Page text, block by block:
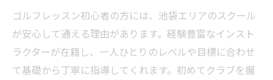
ゴルフレッスン初心者の方には、池袋エリアのスクール
が安心して通える理由があります。経験豊富なインスト
ラクターが在籍し、一人ひとりのレベルや目標に合わせ
て基礎から丁寧に指導してくれます。初めてクラブを握